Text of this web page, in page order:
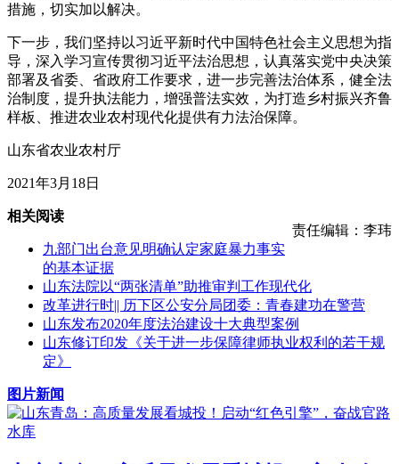
措施，切实加以解决。
下一步，我们坚持以习近平新时代中国特色社会主义思想为指
导，深入学习宣传贯彻习近平法治思想，认真落实党中央决策
部署及省委、省政府工作要求，进一步完善法治体系，健全法
治制度，提升执法能力，增强普法实效，为打造乡村振兴齐鲁
样板、推进农业农村现代化提供有力法治保障。
山东省农业农村厅
2021年3月18日
责任编辑：李玮
相关阅读
九部门出台意见明确认定家庭暴力事实
的基本证据
山东法院以“两张清单”助推审判工作现代化
改革进行时|| 历下区公安分局团委：青春建功在警营
山东发布2020年度法治建设十大典型案例
山东修订印发《关于进一步保障律师执业权利的若干规
定》
图片新闻